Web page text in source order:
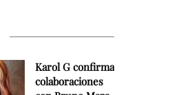
Karol G confirma
colaboraciones